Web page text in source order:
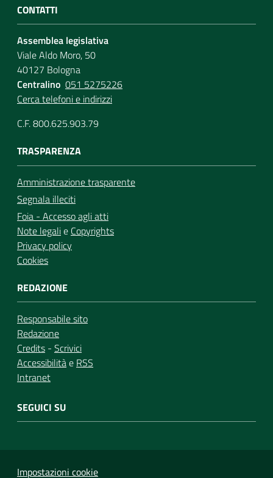
CONTATTI
Assemblea legislativa
Viale Aldo Moro, 50
40127 Bologna
Centralino 051 5275226
Cerca telefoni e indirizzi
C.F. 800.625.903.79
TRASPARENZA
Amministrazione trasparente
Segnala illeciti
Foia - Accesso agli atti
Note legalie Copyrights
Privacy policy
Cookies
REDAZIONE
Responsabile sito
Redazione
Credits - Scrivici
Accessibilitàe RSS
Intranet
SEGUICI SU
Impostazioni cookie